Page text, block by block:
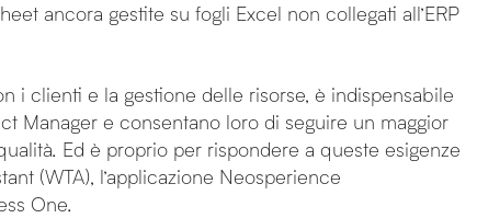
ancora gestite su fogli Excel non collegati all’ERP
i clienti e la gestione delle risorse, è indispensabile
Manager e consentano loro di seguire un maggior
Ed è proprio per rispondere a queste esigenze
(WTA), l’applicazione Neosperience
One.